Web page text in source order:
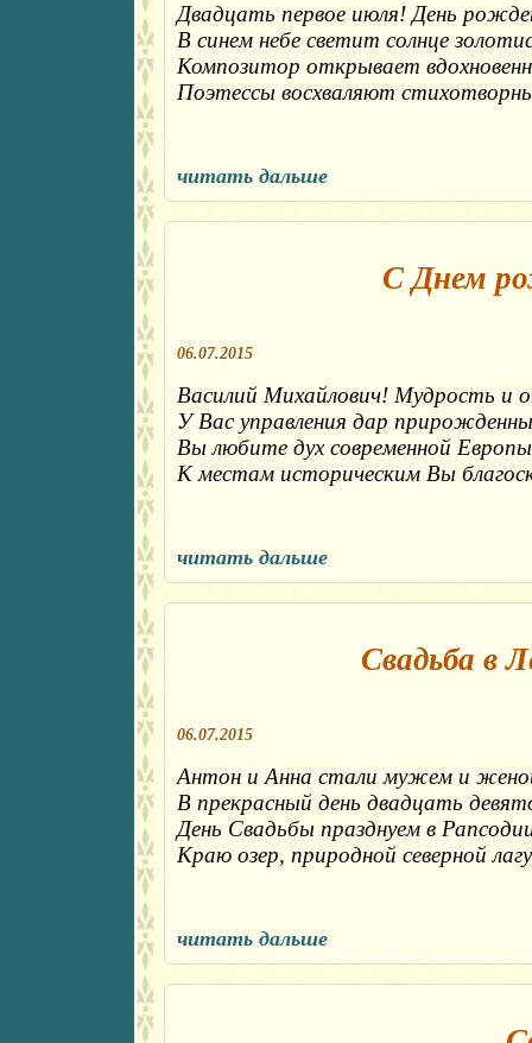
Двадцать первое июля! День
В синем небе светит солнце
Композитор открывает
Поэтессы восхваляют
читать дальше
С Днем
06.07.2015
Василий Михайлович! Мудрость и
У Вас управления дар
Вы любите дух современной
К местам историческим Вы
читать дальше
Свадьба в
06.07.2015
Антон и Анна стали мужем и
В прекрасный день двадцать
День Свадьбы празднуем в
Краю озер, природной северной
читать дальше